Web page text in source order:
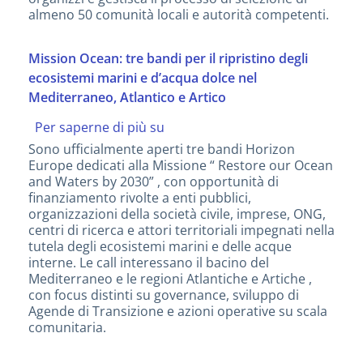
nella
tutela
mari
e
fiumi
almeno 50 comunità locali e autorità competenti.
Mission Ocean: tre bandi per il ripristino degli
ecosistemi marini e d’acqua dolce nel
Mediterraneo, Atlantico e Artico
Per saperne di più su
Ocean:
tre
bandi
per
il
ripristino
degli
ecosistemi
marini
e
d’acqua
dolce
Sono ufficialmente aperti tre bandi Horizon
Europe dedicati alla Missione “ Restore our Ocean
and Waters by 2030” , con opportunità di
finanziamento rivolte a enti pubblici,
organizzazioni della società civile, imprese, ONG,
centri di ricerca e attori territoriali impegnati nella
tutela degli ecosistemi marini e delle acque
interne. Le call interessano il bacino del
Mediterraneo e le regioni Atlantiche e Artiche ,
con focus distinti su governance, sviluppo di
Agende di Transizione e azioni operative su scala
comunitaria.